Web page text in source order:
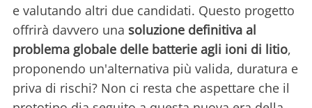
e valutando altri due candidati. Questo progetto
offrirà davvero una soluzione definitiva al
problema globale delle batterie agli ioni di litio,
proponendo un'alternativa più valida, duratura e
priva di rischi? Non ci resta che aspettare che il